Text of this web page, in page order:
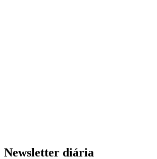
Newsletter diária